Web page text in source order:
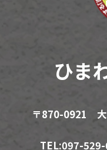
ひま
〒870-0921 大
TEL:097-